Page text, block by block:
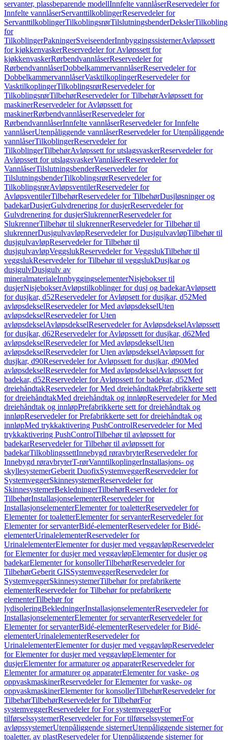
servanter, plassbeparende modellInnfelte vannlåserReservedeler for
Innfelte vannlåserServanttilkoblingerReservedeler for
ServanttilkoblingerTilkoblingsrørTilslutningsbenderDeksler
for
TilkoblingerPakningerSveiseenderInnbyggingssisternerAvløpssett
for kjøkkenvaskerReservedeler for Avløpssett for
kjøkkenvaskerRørbendvannlåserReservedeler for
RørbendvannlåserDobbelkammervannlåserReservedeler for
DobbelkammervannlåserVasktilkoplingerReservedeler for
VasktilkoplingerTilkoblingsrørReservedeler for
TilkoblingsrørTilbehørReservedeler for TilbehørAvløpssett for
maskinerReservedeler for Avløpssett for
maskinerRørbendvannlåserReservedeler for
RørbendvannlåserInnfelte vannlåserReservedeler for Innfelte
vannlåserUtenpåliggende vannlåserReservedeler for Utenpåliggende
vannlåserTilkoblingerReservedeler for
TilkoblingerTilbehørAvløpssett for utslagsvaskerReservedeler for
Avløpssett for utslagsvaskerVannlåserReservedeler for
VannlåserTilslutningsbenderReservedeler for
TilslutningsbenderTilkoblingsrørReservedeler for
TilkoblingsrørAvløpsventilerReservedeler for
AvløpsventilerTilbehørReservedeler for TilbehørDusjløsninger og
badekarDusjerGulvdrenering for dusjerReservedeler for
Gulvdrenering for dusjerSlukrennerReservedeler for
SlukrennerTilbehør til slukrennerReservedeler for Tilbehør til
slukrennerDusjgulvavløpReservedeler for DusjgulvavløpTilbehør til
dusjgulvavløpReservedeler for Tilbehør til
dusjgulvavløpVeggslukReservedeler for VeggslukTilbehør til
veggslukReservedeler for Tilbehør til veggslukDusjkar og
dusjgulvDusjgulv av
mineralmaterialeInnbyggingselementerNisjebokser til
dusjerNisjebokserAvløpstilkoblinger for dusj og badekarAvløpsett
for dusjkar, d52Reservedeler for Avløpsett for dusjkar, d52Med
avløpsdekselReservedeler for Med avløpsdekselUten
avløpsdekselReservedeler for Uten
avløpsdekselAvløpsdekselReservedeler for AvløpsdekselAvløpssett
for dusjkar, d62Reservedeler for Avløpssett for dusjkar, d62Med
avløpsdekselReservedeler for Med avløpsdekselUten
avløpsdekselReservedeler for Uten avløpsdekselAvløpssett for
dusjkar, d90Reservedeler for Avløpssett for dusjkar, d90Med
avløpsdekselReservedeler for Med avløpsdekselAvløpssett for
badekar, d52Reservedeler for Avløpssett for badekar, d52Med
dreiehåndtakReservedeler for Med dreiehåndtakPrefabrikkerte sett
for dreiehåndtakMed dreiehåndtak og innløpReservedeler for Med
dreiehåndtak og innløpPrefabrikkerte sett for dreiehåndtak og
innløpReservedeler for Prefabrikkerte sett for dreiehåndtak og
innløpMed trykkaktivering PushControlReservedeler for Med
trykkaktivering PushControlTilbehør til avløpssett for
badekarReservedeler for Tilbehør til avløpssett for
badekarTilkoblingssettInnebygd røravbryterReservedeler for
Innebygd røravbryterT-rørVanntilkoplingerInstallasjons- og
skyllesystemerGeberit DuofixSystemveggerReservedeler for
SystemveggerSkinnesystemerReservedeler for
SkinnesystemerBekledningerTilbehørReservedeler for
TilbehørInstallasjonselementerReservedeler for
InstallasjonselementerElementer for toaletterReservedeler for
Elementer for toaletterElementer for servanterReservedeler for
Elementer for servanterBidé-elementerReservedeler for Bidé-
elementerUrinalelementerReservedeler for
UrinalelementerElementer for dusjer med veggavløpReservedeler
for Elementer for dusjer med veggavløpElementer for dusjer og
badekarElementer for konsollerTilbehørReservedeler for
TilbehørGeberit GISSystemveggerReservedeler for
SystemveggerSkinnesystemerTilbehør for prefabrikerte
elementerReservedeler for Tilbehør for prefabrikerte
elementerTilbehør for
lydisoleringBekledningerInstallasjonselementerReservedeler for
InstallasjonselementerElementer for servanterReservedeler for
Elementer for servanterBidé-elementerReservedeler for Bidé-
elementerUrinalelementerReservedeler for
UrinalelementerElementer for dusjer med veggavløpReservedeler
for Elementer for dusjer med veggavløpElementer for
dusjerElementer for armaturer og apparaterReservedeler for
Elementer for armaturer og apparaterElementer for vaske- og
oppvaskmaskinerReservedeler for Elementer for vaske- og
oppvaskmaskinerElementer for konsollerTilbehørReservedeler for
TilbehørTilbehørReservedeler for TilbehørFor
systemveggerReservedeler for For systemveggerFor
tilførselssystemerReservedeler for For tilførselssystemerFor
avløpssystemerUtenpåliggende sisternerUtenpåliggende sisterner for
toaletter, av plastReservedeler for Utenpåliggende sisterner for